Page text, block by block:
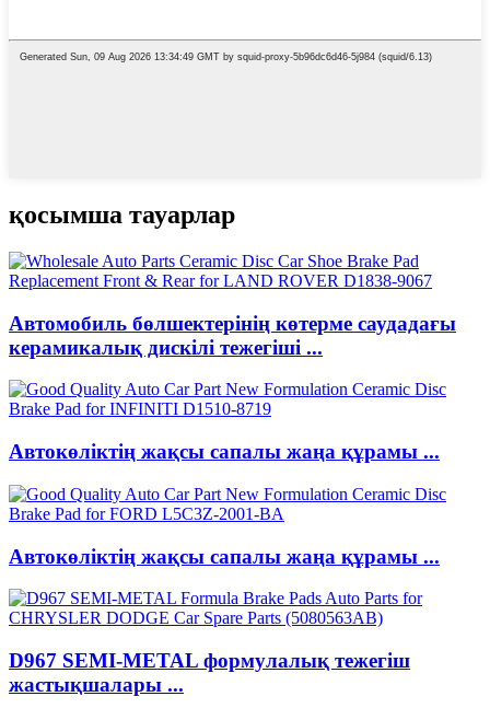
қосымша тауарлар
Автомобиль бөлшектерінің көтерме саудадағы
керамикалық дискілі тежегіші ...
Автокөліктің жақсы сапалы жаңа құрамы ...
Автокөліктің жақсы сапалы жаңа құрамы ...
D967 SEMI-METAL формулалық тежегіш
жастықшалары ...